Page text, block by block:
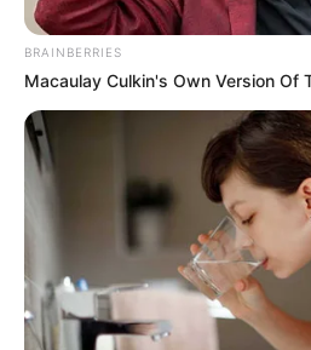
BRAINBERRIES
Macaulay Culkin's Own Version Of